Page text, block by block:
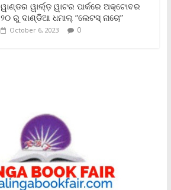
ୱାଣ୍ଡର ୱାର୍ଲ୍‌ଡ଼ ୱାଟର ପାର୍କରେ ଅକ୍ଟୋବର
୨୦ ରୁ ଦାଣ୍ଡିଆ ଧମାଲ୍ “ଲେଟସ୍ ନାଚୋ”
October 6, 2023 0